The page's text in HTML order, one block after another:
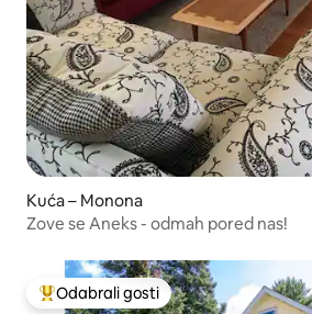
Kuća – Monona
Zove se Aneks - odmah pored nas!
Među najviše rangiranima s oznakom
Odabrali gosti